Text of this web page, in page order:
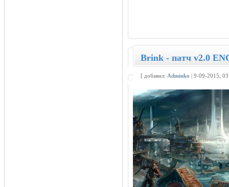
Brink - патч v2.0
[ добавил: Adminko | 9-09-2015,